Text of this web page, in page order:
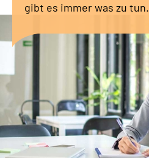
Zuweisende &
Leichte Sprache
Gebärdensprache
gibt es immer was zu tun.